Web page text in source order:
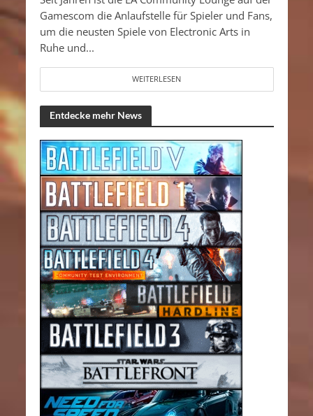
Gamescom die Anlaufstelle für Spieler und Fans,
um die neusten Spiele von Electronic Arts in
Ruhe und...
WEITERLESEN
Entdecke mehr News